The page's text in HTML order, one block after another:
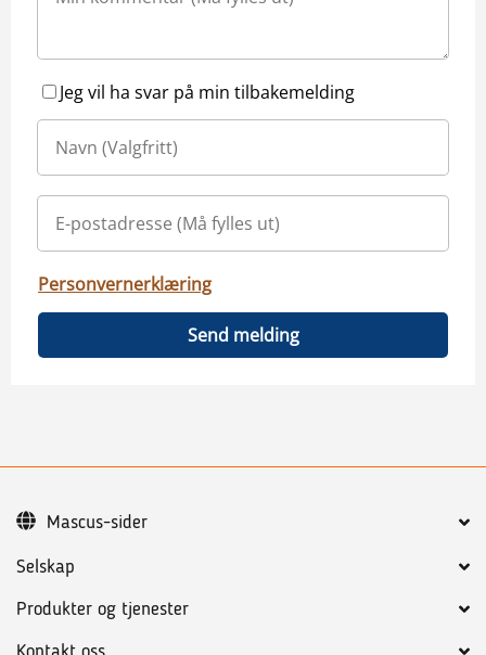
Jeg vil ha svar på min tilbakemelding
Personvernerklæring
Send melding
Selskap
Produkter og tjenester
Mascus-sider